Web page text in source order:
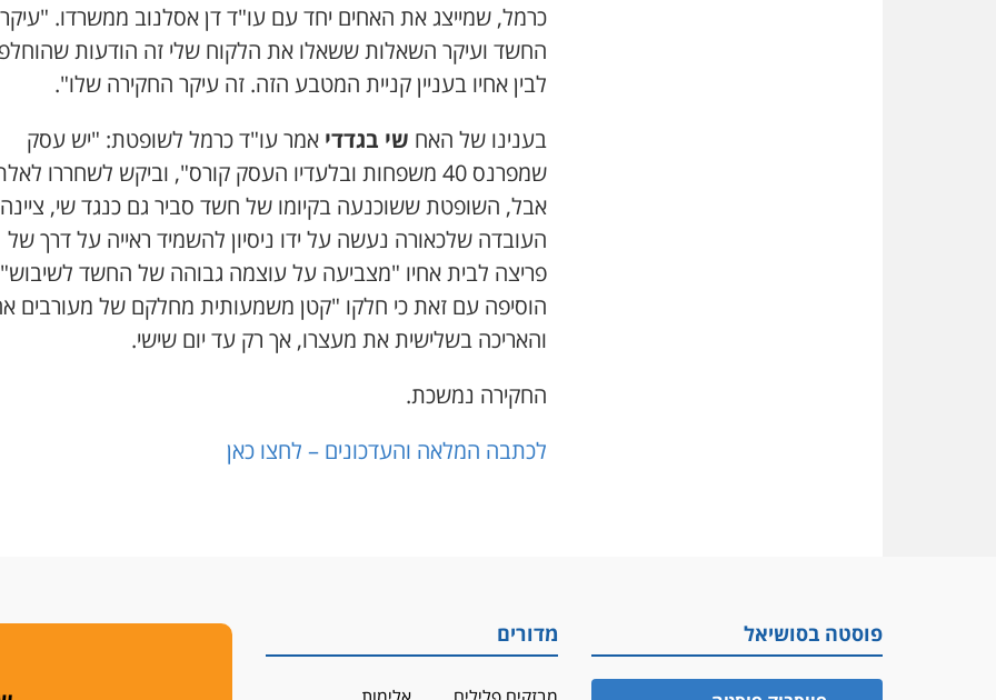
כרמל, שמייצג את האחים יחד עם עו"ד דן אסלנוב ממשרדו. "עיקר
החשד ועיקר השאלות ששאלו את הלקוח שלי זה הודעות
לבין אחיו בעניין קניית המטבע הזה. זה עיקר החקירה שלו".
בענינו של האח שי בגדדי אמר עו"ד כרמל לשופטת: "יש עסק
שמפרנס 40 משפחות ובלעדיו העסק קורס", וביקש לשחררו
אבל, השופטת ששוכנעה בקיומו של חשד סביר גם כנגד שי, ציינה
העובדה שלכאורה נעשה על ידו ניסיון להשמיד ראייה על דרך של
פריצה לבית אחיו "מצביעה על עוצמה גבוהה של החשד
הוסיפה עם זאת כי חלקו "קטן משמעותית מחלקם של מעורבים
והאריכה בשלישית את מעצרו, אך רק עד יום שישי.
החקירה נמשכת.
לכתבה המלאה והעדכונים – לחצו כאן
פוסטה בסושיאל מדורים